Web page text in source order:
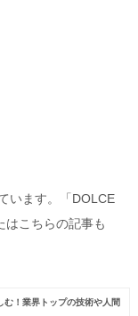
います。
「DOLCE
はこちらの記事も
む！業界トップの技術や人間